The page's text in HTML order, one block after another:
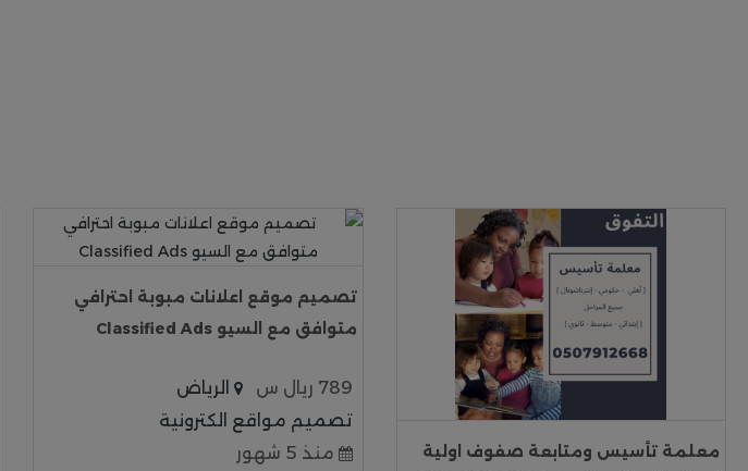
معلمة تأسيس ومتابعة صفوف اولية
تصميم موقع اعلانات مبوبة احترافي
متوافق مع السيو Classified Ads
789 ريال س
الرياض
تصميم مواقع الكترونية
منذ 5 شهور